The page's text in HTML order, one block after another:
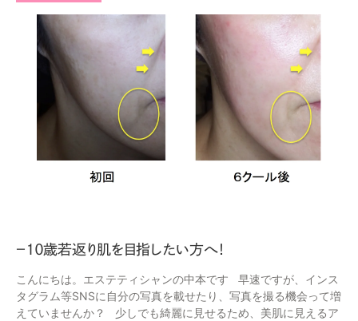
−１０歳若返り肌を目指したい方へ！
こんにちは。エステティシャンの中本です 早速ですが、インス
タグラム等SNSに自分の写真を載せたり、写真を撮る機会って増
えていませんか？ 少しでも綺麗に見せるため、美肌に見えるア